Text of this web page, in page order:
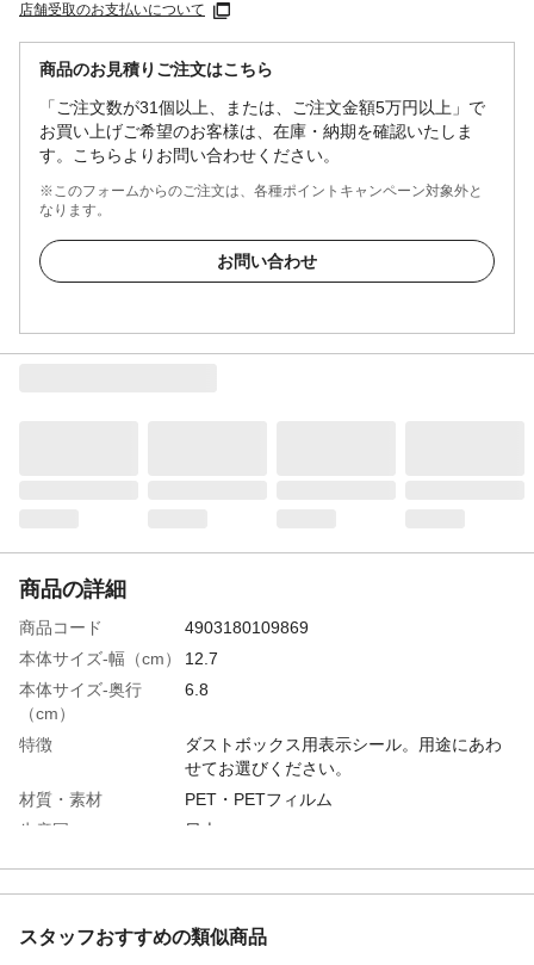
店舗受取のお支払いについて
商品のお見積りご注文はこちら
「ご注文数が31個以上、または、ご注文金額5万円以上」で
お買い上げご希望のお客様は、在庫・納期を確認いたしま
す。こちらよりお問い合わせください。
※このフォームからのご注文は、各種ポイントキャンペーン対象外と
なります。
お問い合わせ
商品の詳細
商品コード
4903180109869
本体サイズ-幅（cm）
12.7
本体サイズ-奥行
（cm）
6.8
特徴
ダストボックス用表示シール。用途にあわ
せてお選びください。
材質・素材
PET・PETフィルム
生産国
日本
スタッフおすすめの類似商品